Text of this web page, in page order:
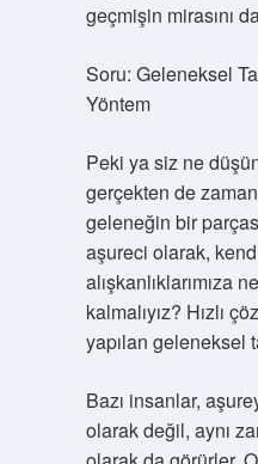
geçmişin mirasını
Soru: Geleneksel
Yöntem
Peki ya siz ne
gerçekten de
geleneğin bir
aşureci olarak,
alışkanlıklarımıza
kalmalıyız? Hızlı
yapılan geleneksel
Bazı insanlar,
olarak değil, aynı